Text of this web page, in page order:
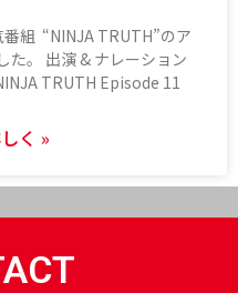
組 “NINJA TRUTH”のア
た。 出演 & ナレーション
TRUTH Episode 11
く »